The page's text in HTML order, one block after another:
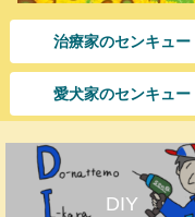
治療家のセンキュー
愛犬家のセンキュー
DIY